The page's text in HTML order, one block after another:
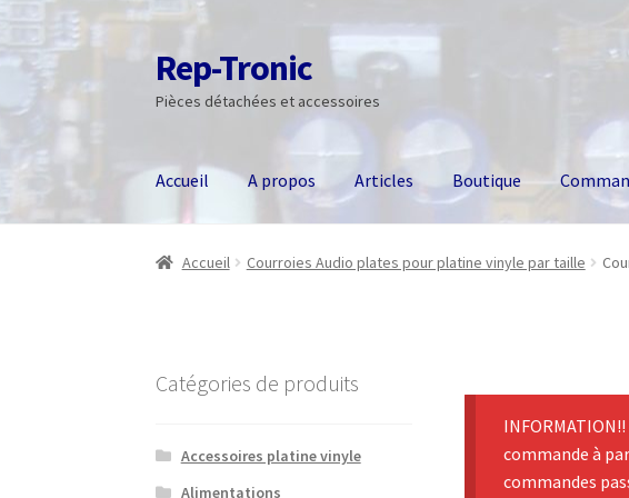
Aller
à
la
Aller
au
contenu
Rep-Tronic
Pièces détachées et accessoires
Accueil A propos Articles Boutique
Accueil Courroies Audio plates pour platine vinyle par taille
commande à
commandes
Catégories de produits
Accessoires platine vinyle
Alimentations